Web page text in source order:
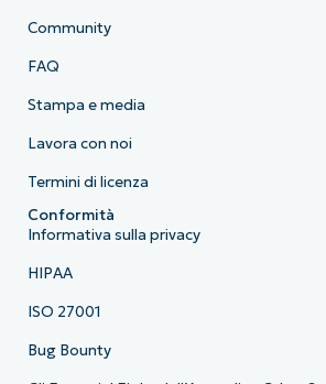
Community
FAQ
Stampa e media
Lavora con noi
Termini di licenza
Conformità
Informativa sulla privacy
HIPAA
ISO 27001
Bug Bounty